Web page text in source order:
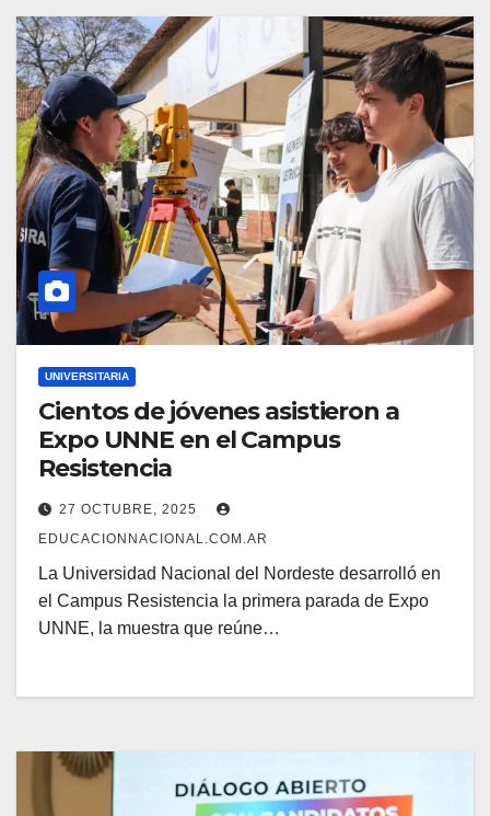
UNIVERSITARIA
Cientos de jóvenes asistieron a
Expo UNNE en el Campus
Resistencia
27 OCTUBRE, 2025
EDUCACIONNACIONAL.COM.AR
La Universidad Nacional del Nordeste desarrolló en
el Campus Resistencia la primera parada de Expo
UNNE, la muestra que reúne…